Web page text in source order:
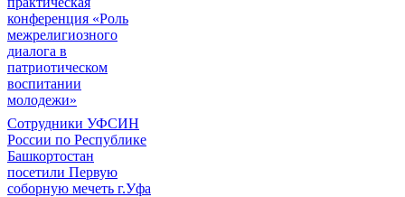
конференция «Роль
межрелигиозного
диалога в
патриотическом
воспитании
молодежи»
Сотрудники УФСИН
России по Республике
Башкортостан
посетили Первую
соборную мечеть г.Уфа